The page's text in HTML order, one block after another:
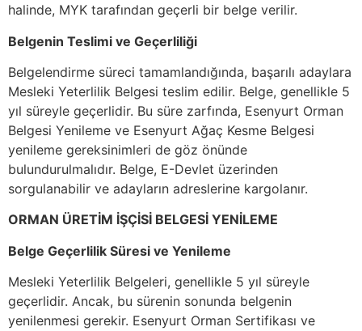
halinde, MYK tarafından geçerli bir belge verilir.
Belgenin Teslimi ve Geçerliliği
Belgelendirme süreci tamamlandığında, başarılı adaylara
Mesleki Yeterlilik Belgesi teslim edilir. Belge, genellikle 5
yıl süreyle geçerlidir. Bu süre zarfında, Esenyurt Orman
Belgesi Yenileme ve Esenyurt Ağaç Kesme Belgesi
yenileme gereksinimleri de göz önünde
bulundurulmalıdır. Belge, E-Devlet üzerinden
sorgulanabilir ve adayların adreslerine kargolanır.
ORMAN ÜRETİM İŞÇİSİ BELGESİ YENİLEME
Belge Geçerlilik Süresi ve Yenileme
Mesleki Yeterlilik Belgeleri, genellikle 5 yıl süreyle
geçerlidir. Ancak, bu sürenin sonunda belgenin
yenilenmesi gerekir. Esenyurt Orman Sertifikası ve